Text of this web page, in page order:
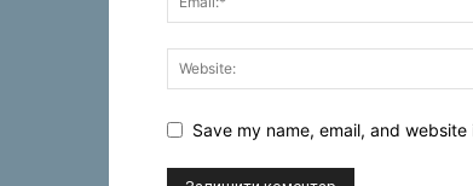
Save my name, email, and